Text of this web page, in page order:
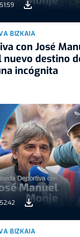
51:59
BIZKAIA
con José
destino
incógnita
52:42
BIZKAIA